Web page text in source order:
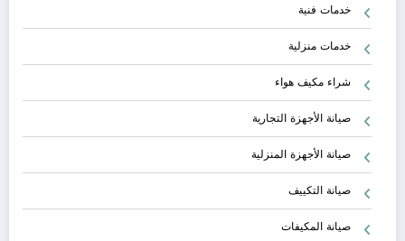
خدمات فنية
خدمات منزلية
شراء مكيف هواء
صيانة الأجهزة التجارية
صيانة الأجهزة المنزلية
صيانة التكييف
صيانة المكيفات